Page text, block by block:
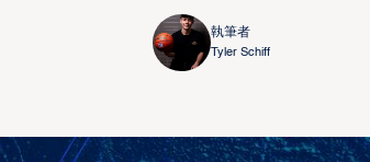
執筆者
Tyler Schiff